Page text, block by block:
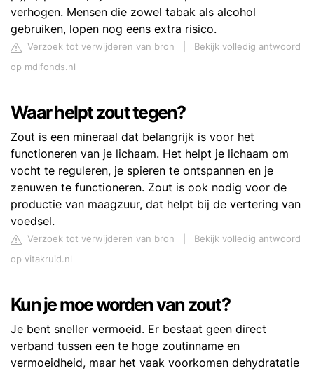
verhogen. Mensen die zowel tabak als alcohol
gebruiken, lopen nog eens extra risico.
Verzoek tot verwijderen van bron
Bekijk volledig antwoord
op mdlfonds.nl
Waar helpt zout tegen?
Zout is een mineraal dat belangrijk is voor het
functioneren van je lichaam. Het helpt je lichaam om
vocht te reguleren, je spieren te ontspannen en je
zenuwen te functioneren. Zout is ook nodig voor de
productie van maagzuur, dat helpt bij de vertering van
voedsel.
Verzoek tot verwijderen van bron
Bekijk volledig antwoord
op vitakruid.nl
Kun je moe worden van zout?
Je bent sneller vermoeid. Er bestaat geen direct
verband tussen een te hoge zoutinname en
vermoeidheid, maar het vaak voorkomen dehydratatie